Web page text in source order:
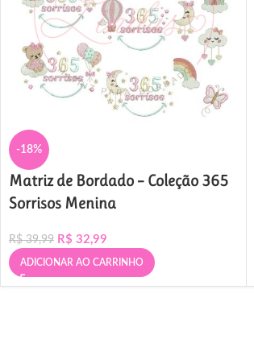
-18%
Matriz de Bordado – Coleção 365
Sorrisos Menina
R$39,99 R$ 32,99
ADICIONAR AO CARRINHO